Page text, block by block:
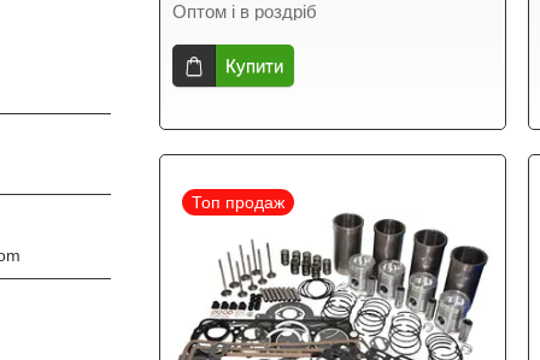
Оптом і в роздріб
Купити
Топ продаж